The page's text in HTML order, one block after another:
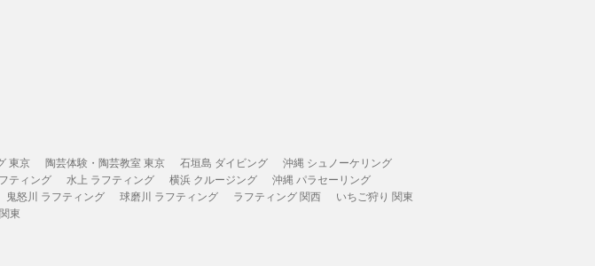
東京 陶芸体験・陶芸教室 東京 石垣島 ダイビング
沖縄 シュノーケリング
ティング 水上 ラフティング 横浜 クルージング
沖縄 パラセーリング
鬼怒川 ラフティング 球磨川 ラフティング ラフティング 関西
いちご狩り 関東
東